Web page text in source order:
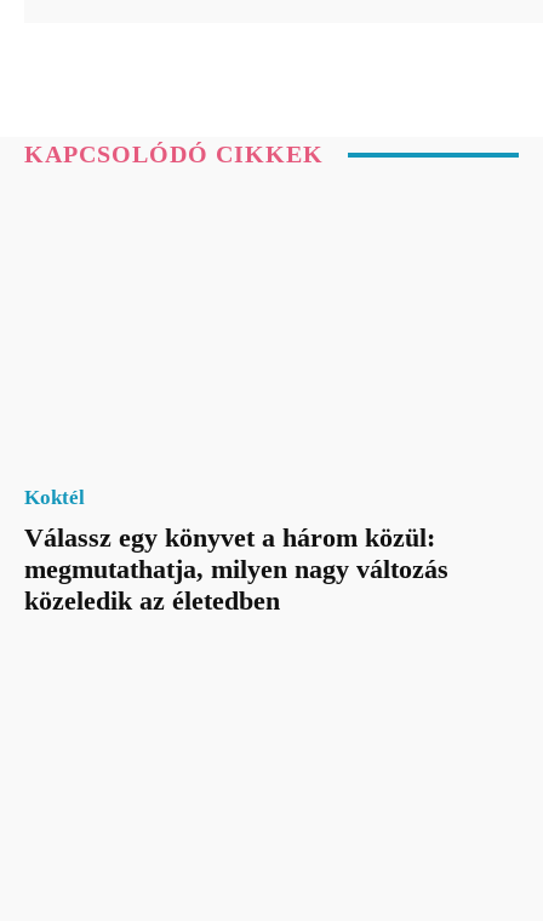
KAPCSOLÓDÓ CIKKEK
Koktél
Válassz egy könyvet a három közül:
megmutathatja, milyen nagy változás
közeledik az életedben